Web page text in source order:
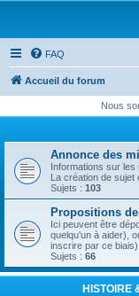
FAQ
Accueil du forum
Nous
Annonce des
Informations sur les
La création de sujet
Sujets : 103
Propositions
Ici peuvent être
quelqu'un à aider),
inscrire par ce biais).
Sujets : 66
HISTOIRE